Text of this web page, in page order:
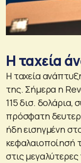
Η ταχεία
Η ταχεία
της. Σήμερα η
115 δισ.
πρόσφατη
ήδη εισηγμένη
κεφαλαιοποίησή
στις